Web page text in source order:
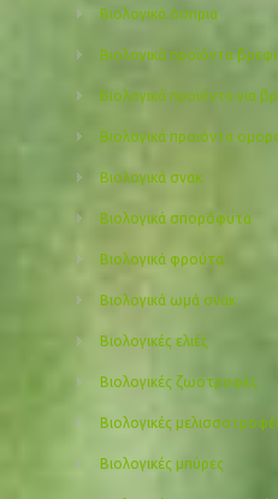
Βιολογικά όσπρια
Βιολογικά προϊόντα
Βιολογικά προϊόντα για
Βιολογικά προιόντα
Βιολογικά σνακ
Βιολογικά σπορόφυτα
Βιολογικά φρούτα
Βιολογικά ωμά σνακ
Βιολογικές ελιές
Βιολογικές ζωοτροφές
Βιολογικές
Βιολογικές μπύρες